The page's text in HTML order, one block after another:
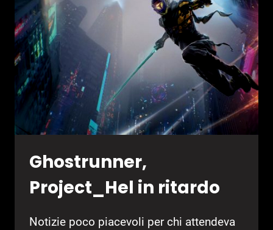
Ghostrunner,
Project_Hel in ritardo
Notizie poco piacevoli per chi attendeva